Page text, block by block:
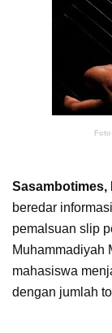
Sasambotimes,
beredar
pemalsuan slip
Muhammadiyah
mahasiswa
dengan jumlah